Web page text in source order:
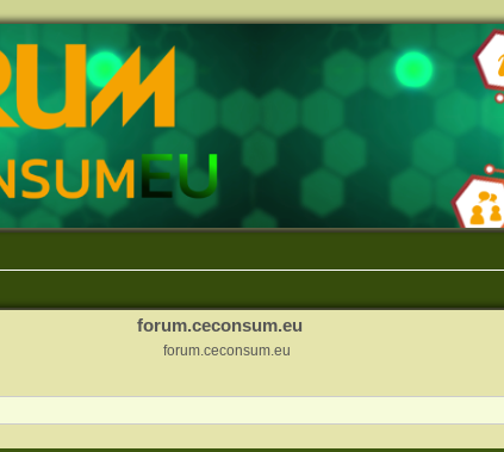
forum.ceconsum.eu
forum.ceconsum.eu